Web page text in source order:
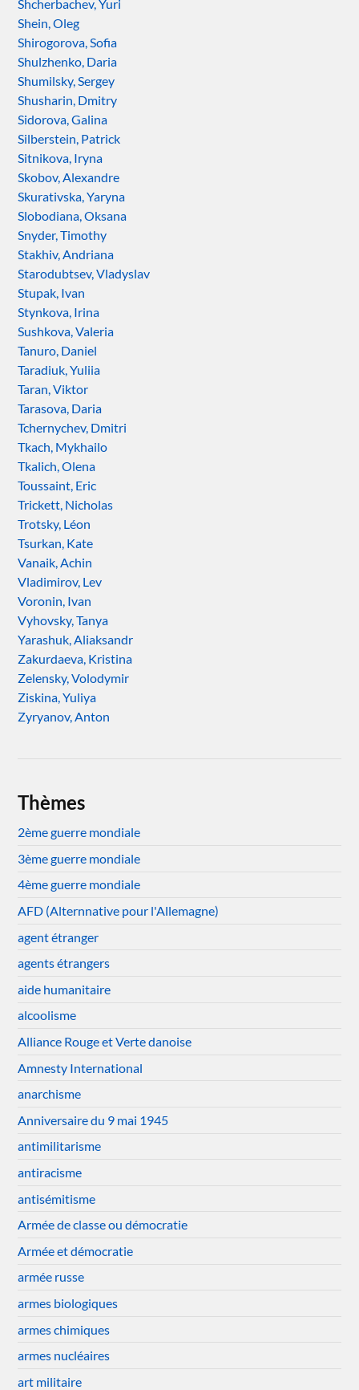
Shcherbachev, Yuri
Shein, Oleg
Shirogorova, Sofia
Shulzhenko, Daria
Shumilsky, Sergey
Shusharin, Dmitry
Sidorova, Galina
Silberstein, Patrick
Sitnikova, Iryna
Skobov, Alexandre
Skurativska, Yaryna
Slobodiana, Oksana
Snyder, Timothy
Stakhiv, Andriana
Starodubtsev, Vladyslav
Stupak, Ivan
Stynkova, Irina
Sushkova, Valeria
Tanuro, Daniel
Taradiuk, Yuliia
Taran, Viktor
Tarasova, Daria
Tchernychev, Dmitri
Tkach, Mykhailo
Tkalich, Olena
Toussaint, Eric
Trickett, Nicholas
Trotsky, Léon
Tsurkan, Kate
Vanaik, Achin
Vladimirov, Lev
Voronin, Ivan
Vyhovsky, Tanya
Yarashuk, Aliaksandr
Zakurdaeva, Kristina
Zelensky, Volodymir
Ziskina, Yuliya
Zyryanov, Anton
Thèmes
2ème guerre mondiale
3ème guerre mondiale
4ème guerre mondiale
AFD (Alternnative pour l'Allemagne)
agent étranger
agents étrangers
aide humanitaire
alcoolisme
Alliance Rouge et Verte danoise
Amnesty International
anarchisme
Anniversaire du 9 mai 1945
antimilitarisme
antiracisme
antisémitisme
Armée de classe ou démocratie
Armée et démocratie
armée russe
armes biologiques
armes chimiques
armes nucléaires
art militaire